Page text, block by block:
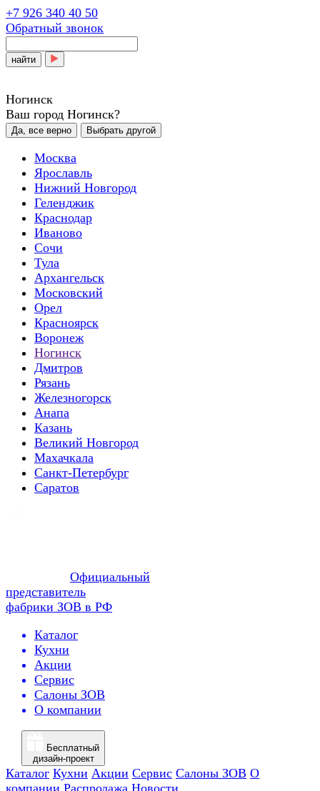
+7 926 340 40 50
Обратный звонок
найти
Ногинск
Ваш город Ногинск?
Да, все верно Выбрать другой
Москва
Ярославль
Нижний Новгород
Геленджик
Краснодар
Иваново
Сочи
Тула
Архангельск
Московский
Орел
Красноярск
Воронеж
Ногинск
Дмитров
Рязань
Железногорск
Анапа
Казань
Великий Новгород
Махачкала
Санкт-Петербург
Саратов
Официальный
представитель
фабрики ЗОВ в РФ
Каталог
Кухни
Акции
Сервис
Салоны ЗОВ
О компании
Бесплатный
дизайн-проект
Каталог Кухни Акции Сервис Салоны ЗОВ О
компании Распродажа Новости